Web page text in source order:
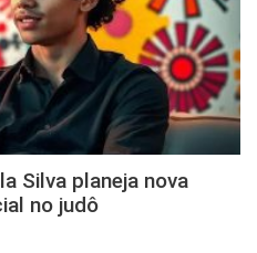
Silva planeja nova
no judô